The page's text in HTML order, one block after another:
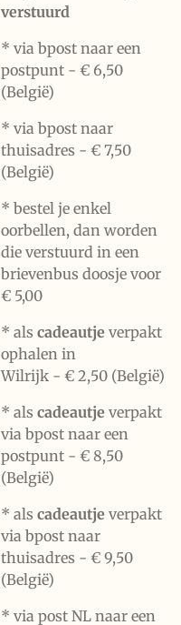
verstuurd
* via bpost naar een
postpunt - € 6,50
(België)
* via bpost naar
thuisadres - € 7,50
(België)
* bestel je enkel
oorbellen, dan worden
die verstuurd in een
brievenbus doosje voor
€ 5,00
* als cadeautje verpakt
ophalen in
Wilrijk - € 2,50 (België)
* als cadeautje verpakt
via bpost naar een
postpunt - € 8,50
(België)
* als cadeautje verpakt
via bpost naar
thuisadres - € 9,50
(België)
* via post NL naar een